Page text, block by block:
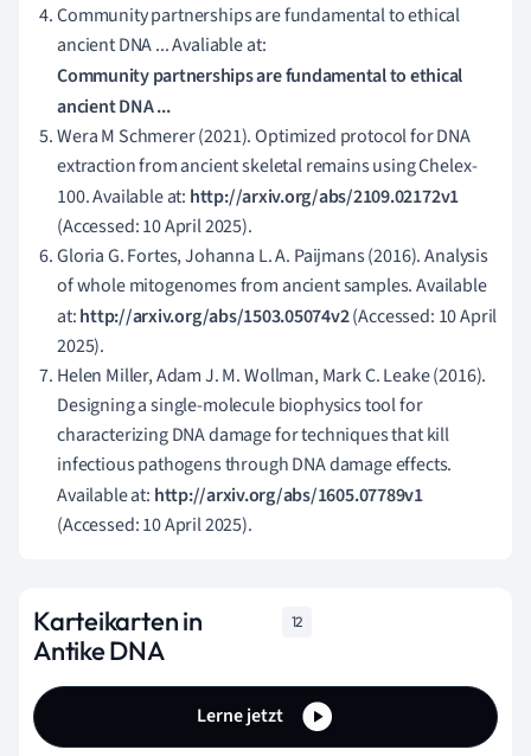
Community partnerships are fundamental to ethical
ancient DNA ... Avaliable at:
Community partnerships are fundamental to ethical
ancient DNA ...
Wera M Schmerer (2021). Optimized protocol for DNA
extraction from ancient skeletal remains using Chelex-
100. Available at: http://arxiv.org/abs/2109.02172v1
(Accessed: 10 April 2025).
Gloria G. Fortes, Johanna L. A. Paijmans (2016). Analysis
of whole mitogenomes from ancient samples. Available
at:http://arxiv.org/abs/1503.05074v2(Accessed: 10 April
2025).
Helen Miller, Adam J. M. Wollman, Mark C. Leake (2016).
Designing a single-molecule biophysics tool for
characterizing DNA damage for techniques that kill
infectious pathogens through DNA damage effects.
Available at: http://arxiv.org/abs/1605.07789v1
(Accessed: 10 April 2025).
Karteikarten in
Antike DNA
12
Lerne jetzt